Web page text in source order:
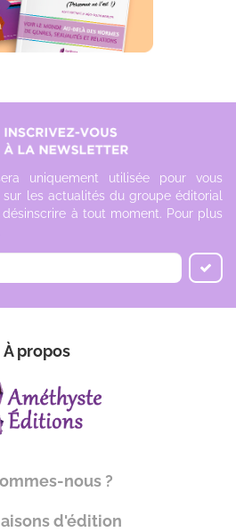
uniquement utilisée pour vous
les actualités du groupe éditorial
désinscrire à tout moment. Pour plus
À propos
nous ?
d'édition